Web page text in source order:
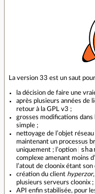
La version 33 est un saut
la décision de faire une
après plusieurs années de
retour à la GPL v3 ;
grosses modifications
simple ;
nettoyage de l’objet
maintenant un processus
uniquement ; l’option
complexe amenant moins
l’atout de cloonix étant
création du client hyperzor
plusieurs serveurs cloonix ;
API enfin stabilisée, pour